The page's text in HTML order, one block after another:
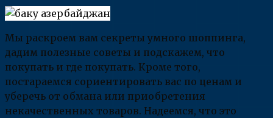
Мы раскроем вам секреты умного шоппинга,
дадим полезные советы и подскажем, что
покупать и где покупать. Кроме того,
постараемся сориентировать вас по ценам и
уберечь от обмана или приобретения
некачественных товаров. Надеемся, что это